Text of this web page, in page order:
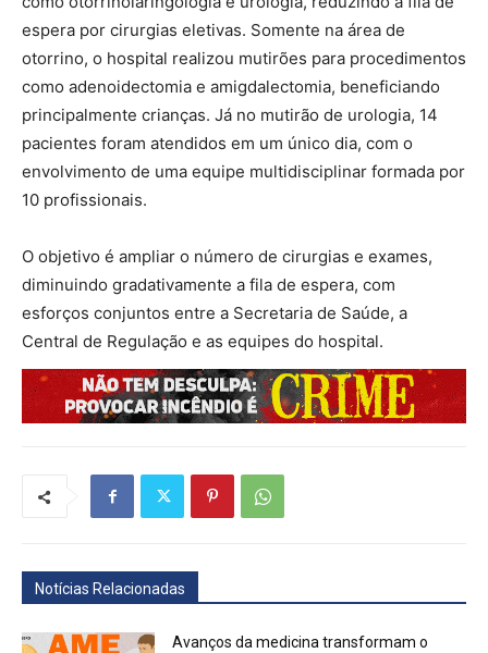
espera por cirurgias eletivas. Somente na área de
otorrino, o hospital realizou mutirões para procedimentos
como adenoidectomia e amigdalectomia, beneficiando
principalmente crianças. Já no mutirão de urologia, 14
pacientes foram atendidos em um único dia, com o
envolvimento de uma equipe multidisciplinar formada por
10 profissionais.
O objetivo é ampliar o número de cirurgias e exames,
diminuindo gradativamente a fila de espera, com
esforços conjuntos entre a Secretaria de Saúde, a
Central de Regulação e as equipes do hospital.
Notícias Relacionadas
Avanços da medicina transformam o